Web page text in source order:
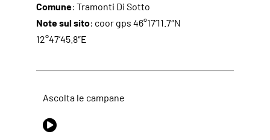
Comune: Tramonti Di Sotto
Note sul sito: coor gps 46°17’11.7″N
12°47’45.8″E
Ascolta le campane